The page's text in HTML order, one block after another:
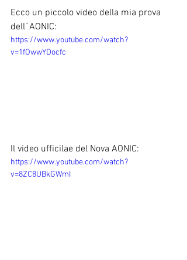
Ecco un piccolo video della mia prova
dell´AONIC:
https://www.youtube.com/watch?
v=1fOwwYDocfc
Il video ufficilae del Nova AONIC:
https://www.youtube.com/watch?
v=8ZC8UBkGWmI